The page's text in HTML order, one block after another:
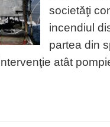
societăţi
incendiul
partea din
atât